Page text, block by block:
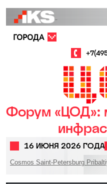
ГОРОДА
Форум «ЦОД»:
16 ИЮНЯ 2026 ГОДА
Cosmos Saint-Petersburg